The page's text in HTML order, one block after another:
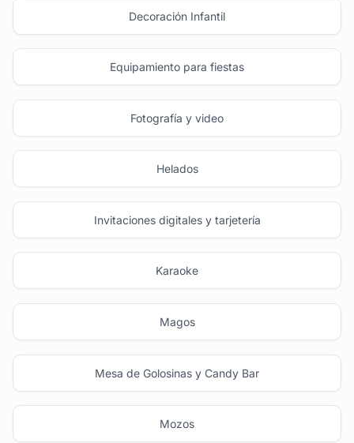
Decoración Infantil
Equipamiento para fiestas
Fotografía y video
Helados
Invitaciones digitales y tarjetería
Karaoke
Magos
Mesa de Golosinas y Candy Bar
Mozos